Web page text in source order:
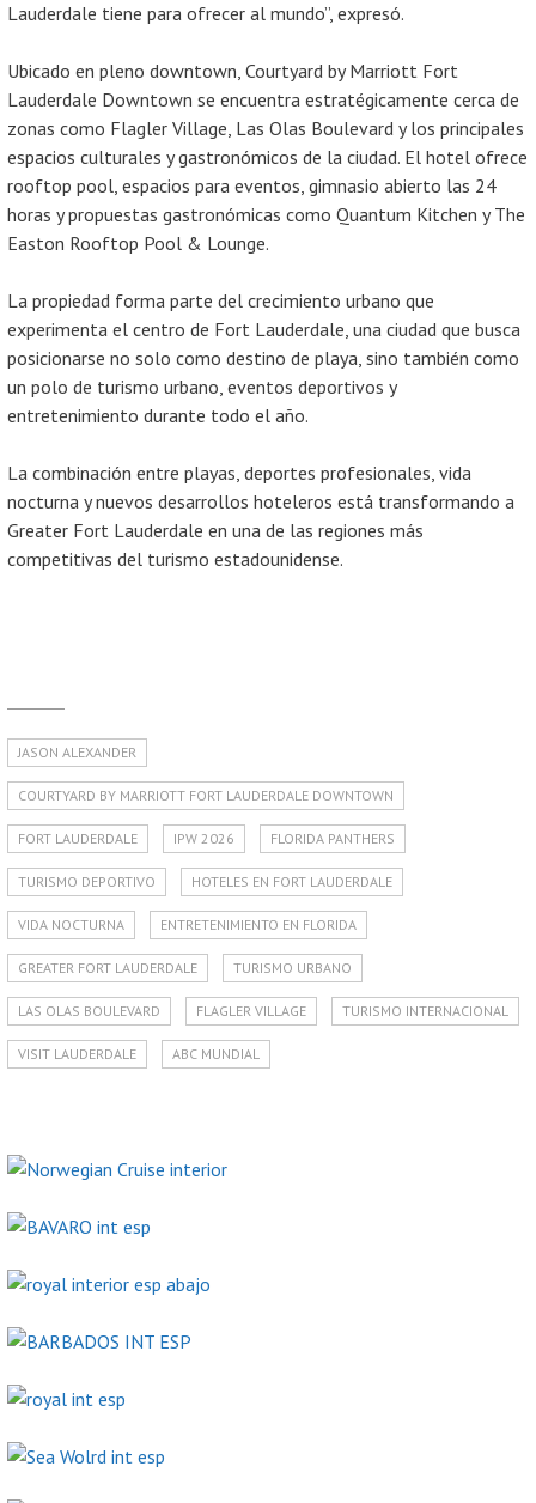
Lauderdale tiene para ofrecer al mundo”, expresó.
Ubicado en pleno downtown, Courtyard by Marriott Fort
Lauderdale Downtown se encuentra estratégicamente cerca de
zonas como Flagler Village, Las Olas Boulevard y los principales
espacios culturales y gastronómicos de la ciudad. El hotel ofrece
rooftop pool, espacios para eventos, gimnasio abierto las 24
horas y propuestas gastronómicas como Quantum Kitchen y The
Easton Rooftop Pool & Lounge.
La propiedad forma parte del crecimiento urbano que
experimenta el centro de Fort Lauderdale, una ciudad que busca
posicionarse no solo como destino de playa, sino también como
un polo de turismo urbano, eventos deportivos y
entretenimiento durante todo el año.
La combinación entre playas, deportes profesionales, vida
nocturna y nuevos desarrollos hoteleros está transformando a
Greater Fort Lauderdale en una de las regiones más
competitivas del turismo estadounidense.
JASON ALEXANDER
COURTYARD BY MARRIOTT FORT LAUDERDALE DOWNTOWN
FORT LAUDERDALE IPW 2026 FLORIDA PANTHERS
TURISMO DEPORTIVO HOTELES EN FORT LAUDERDALE
VIDA NOCTURNA ENTRETENIMIENTO EN FLORIDA
GREATER FORT LAUDERDALE TURISMO URBANO
LAS OLAS BOULEVARD FLAGLER VILLAGE TURISMO INTERNACIONAL
VISIT LAUDERDALE ABC MUNDIAL